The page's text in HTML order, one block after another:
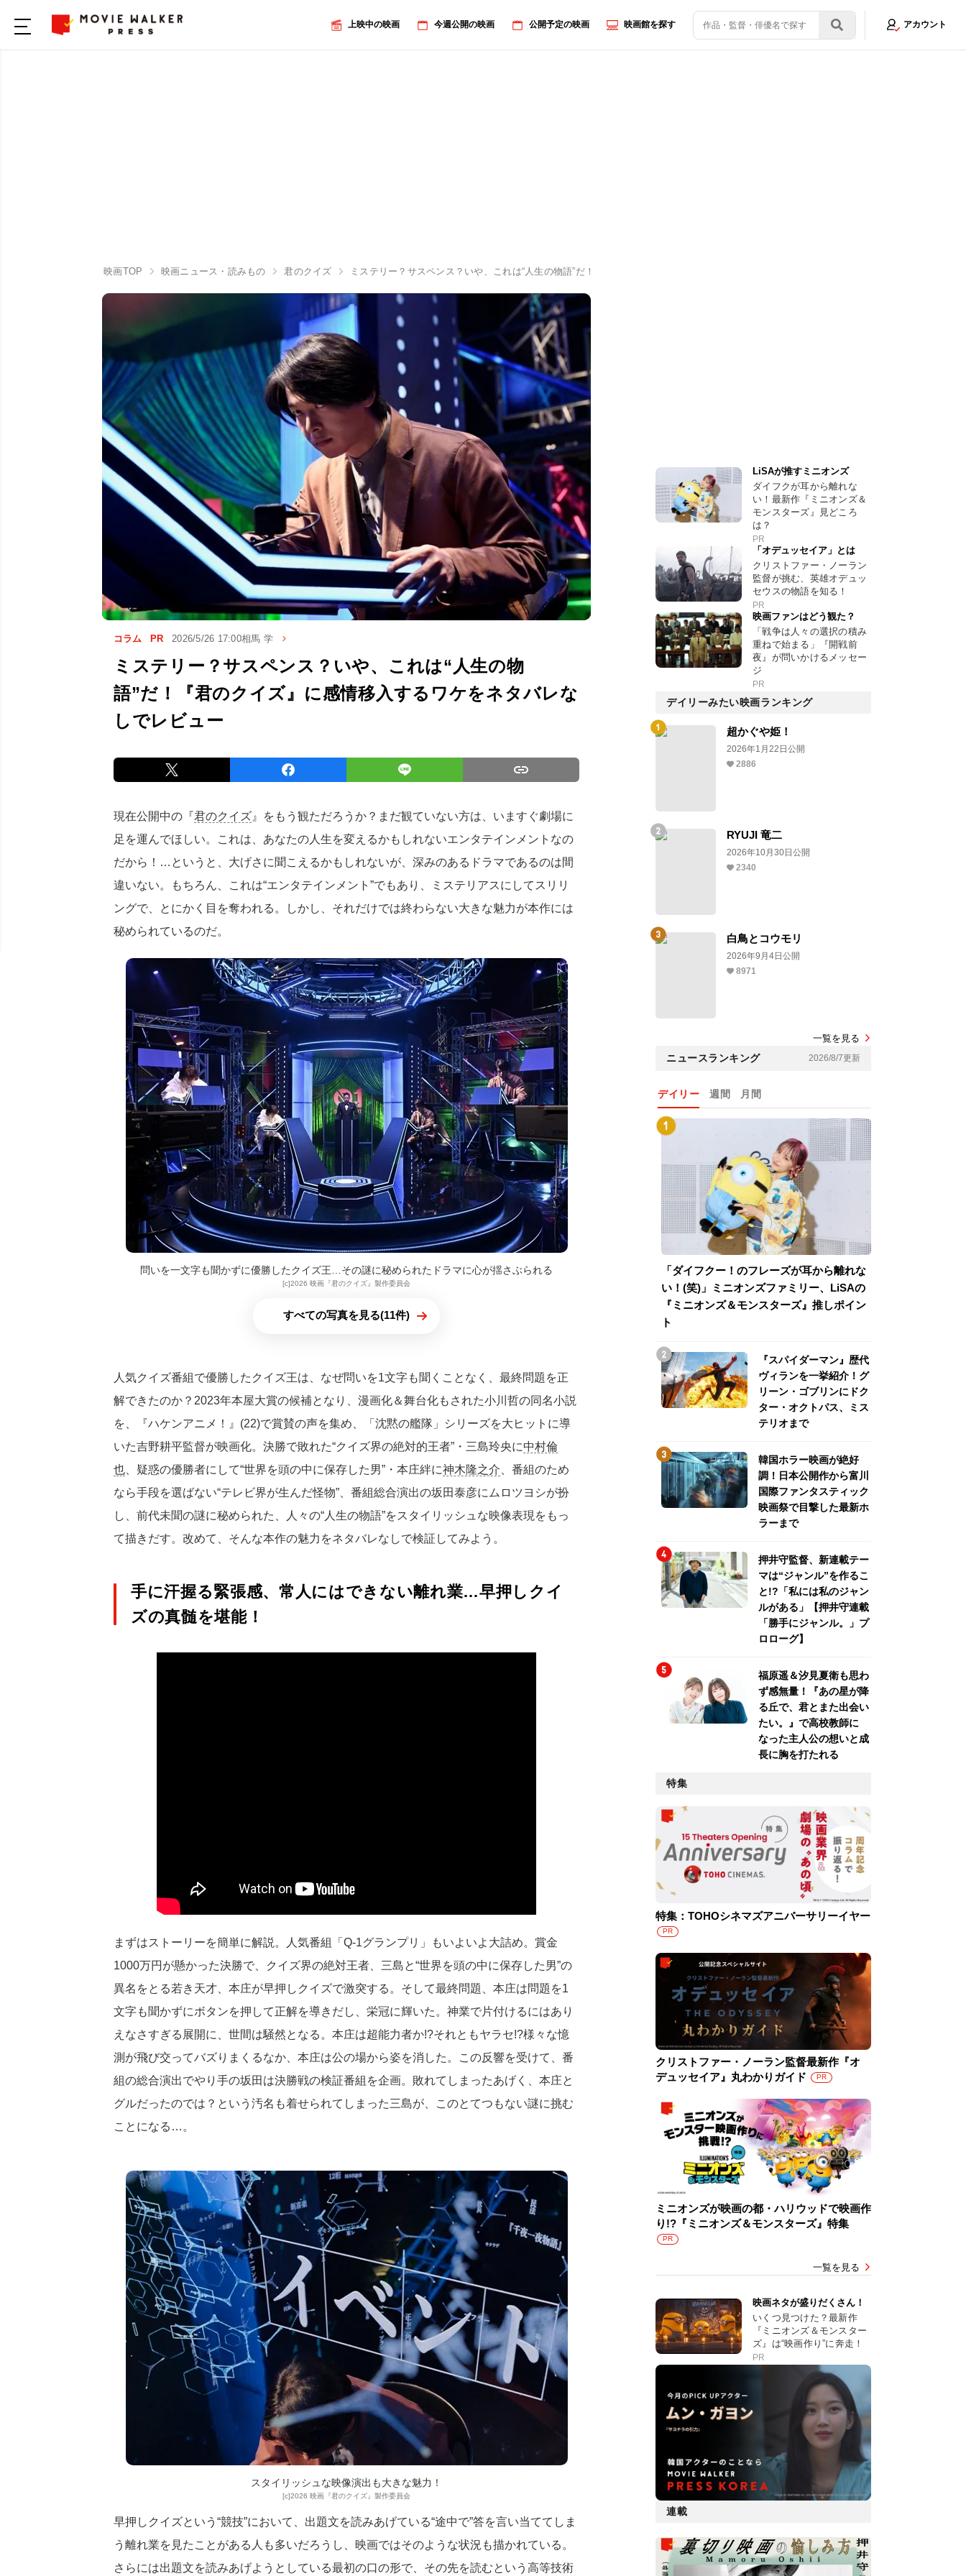
上映中の映画 今週公開の映画 公開予定の映画 映画館を探す アカウント
映画TOP 映画ニュース・読みもの 君のクイズ ミステリー？サスペンス？いや、これは“人生の物語”だ！『君のクイズ』に感情移入するワケをネタバレなしでレビュー
コラム PR 2026/5/26 17:00相馬 学
ミステリー？サスペンス？いや、これは“人生の物
語”だ！『君のクイズ』に感情移入するワケをネタバレな
しでレビュー
現在公開中の『君のクイズ 』をもう観ただろうか？まだ観ていない方は、いますぐ劇場に
足を運んでほしい。これは、あなたの人生を変えるかもしれないエンタテインメントなの
だから！…というと、大げさに聞こえるかもしれないが、深みのあるドラマであるのは間
違いない。もちろん、これは“エンタテインメント”でもあり、ミステリアスにしてスリリ
ングで、とにかく目を奪われる。しかし、それだけでは終わらない大きな魅力が本作には
秘められているのだ。
問いを一文字も聞かずに優勝したクイズ王…その謎に秘められたドラマに心が揺さぶられる
[c]2026 映画『君のクイズ』製作委員会
すべての写真を見る(11件)
人気クイズ番組で優勝したクイズ王は、なぜ問いを1文字も聞くことなく、最終問題を正
解できたのか？2023年本屋大賞の候補となり、漫画化＆舞台化もされた小川哲の同名小説
を、『ハケンアニメ！』(22)で賞賛の声を集め、「沈黙の艦隊」シリーズを大ヒットに導
いた吉野耕平監督が映画化。決勝で敗れた“クイズ界の絶対的王者”・三島玲央に中村倫
也 、疑惑の優勝者にして“世界を頭の中に保存した男”・本庄絆に神木隆之介 、番組のため
なら手段を選ばない“テレビ界が生んだ怪物”、番組総合演出の坂田泰彦にムロツヨシが扮
し、前代未聞の謎に秘められた、人々の“人生の物語”をスタイリッシュな映像表現をもっ
て描きだす。改めて、そんな本作の魅力をネタバレなしで検証してみよう。
手に汗握る緊張感、常人にはできない離れ業…早押しクイ
ズの真髄を堪能！
まずはストーリーを簡単に解説。人気番組「Q-1グランプリ」もいよいよ大詰め。賞金
1000万円が懸かった決勝で、クイズ界の絶対王者、三島と“世界を頭の中に保存した男”の
異名をとる若き天才、本庄が早押しクイズで激突する。そして最終問題、本庄は問題を1
文字も聞かずにボタンを押して正解を導きだし、栄冠に輝いた。神業で片付けるにはあり
えなさすぎる展開に、世間は騒然となる。本庄は超能力者か!?それともヤラセ!?様々な憶
測が飛び交ってバズりまくるなか、本庄は公の場から姿を消した。この反響を受けて、番
組の総合演出でやり手の坂田は決勝戦の検証番組を企画。敗れてしまったあげく、本庄と
グルだったのでは？という汚名も着せられてしまった三島が、このとてつもない謎に挑む
ことになる…。
スタイリッシュな映像演出も大きな魅力！
[c]2026 映画『君のクイズ』製作委員会
早押しクイズという“競技”において、出題文を読みあげている“途中で”答を言い当ててしま
う離れ業を見たことがある人も多いだろうし、映画ではそのような状況も描かれている。
さらには出題文を読みあげようとしている最初の口の形で、その先を読むという高等技術
LiSAが推すミニオンズ
ダイフクが耳から離れな
い！最新作『ミニオンズ＆
モンスターズ』見どころ
は？
PR
「オデュッセイア」とは
クリストファー・ノーラン
監督が挑む、英雄オデュッ
セウスの物語を知る！
PR
映画ファンはどう観た？
「戦争は人々の選択の積み
重ねで始まる」『開戦前
夜』が問いかけるメッセー
ジ
PR
デイリーみたい映画ランキング
超かぐや姫！
2026年1月22日公開
2886
RYUJI 竜二
2026年10月30日公開
2340
白鳥とコウモリ
2026年9月4日公開
8971
一覧を見る
ニュースランキング 2026/8/7更新
デイリー 週間 月間
「ダイフクー！のフレーズが耳から離れな
い！(笑)」ミニオンズファミリー、LiSAの
『ミニオンズ＆モンスターズ』推しポイン
ト
『スパイダーマン』歴代
ヴィランを一挙紹介！グ
リーン・ゴブリンにドク
ター・オクトパス、ミス
テリオまで
韓国ホラー映画が絶好
調！日本公開作から富川
国際ファンタスティック
映画祭で目撃した最新ホ
ラーまで
押井守監督、新連載テー
マは“ジャンル”を作るこ
と!?「私には私のジャン
ルがある」【押井守連載
「勝手にジャンル。」プ
ロローグ】
福原遥＆汐見夏衛も思わ
ず感無量！『あの星が降
る丘で、君とまた出会い
たい。』で高校教師に
なった主人公の想いと成
長に胸を打たれる
特集
特集：TOHOシネマズアニバーサリーイヤー
PR
クリストファー・ノーラン監督最新作『オ
デュッセイア』丸わかりガイド
PR
ミニオンズが映画の都・ハリウッドで映画作
り!?『ミニオンズ＆モンスターズ』特集
PR
一覧を見る
映画ネタが盛りだくさん！
いくつ見つけた？最新作
『ミニオンズ＆モンスター
ズ』は“映画作り”に奔走！
PR
連載